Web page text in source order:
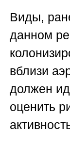
Виды,
данном
вблизи
должен
оценить